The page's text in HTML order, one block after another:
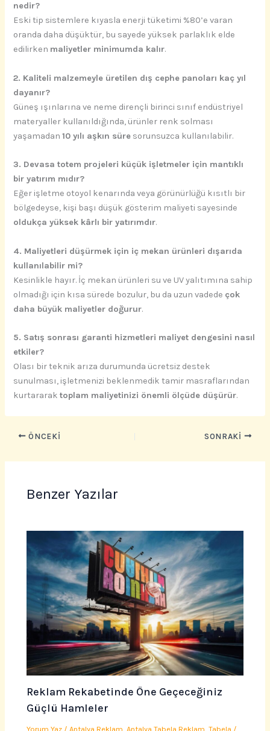
nedir?
Eski tip sistemlere kıyasla enerji tüketimi %80’e varan
oranda daha düşüktür, bu sayede yüksek parlaklık elde
edilirken maliyetler minimumda kalır.
2. Kaliteli malzemeyle üretilen dış cephe panoları kaç yıl
dayanır?
Güneş ışınlarına ve neme dirençli birinci sınıf endüstriyel
materyaller kullanıldığında, ürünler renk solması
yaşamadan10 yılı aşkın süre sorunsuzca kullanılabilir.
3. Devasa totem projeleri küçük işletmeler için mantıklı
bir yatırım mıdır?
Eğer işletme otoyol kenarında veya görünürlüğü kısıtlı bir
bölgedeyse, kişi başı düşük gösterim maliyeti sayesinde
oldukça yüksek kârlı bir yatırımdır.
4. Maliyetleri düşürmek için iç mekan ürünleri dışarıda
kullanılabilir mi?
Kesinlikle hayır. İç mekan ürünleri su ve UV yalıtımına sahip
olmadığı için kısa sürede bozulur, bu da uzun vadede çok
daha büyük maliyetler doğurur.
5. Satış sonrası garanti hizmetleri maliyet dengesini nasıl
etkiler?
Olası bir teknik arıza durumunda ücretsiz destek
sunulması, işletmenizi beklenmedik tamir masraflarından
kurtararaktoplam maliyetinizi önemli ölçüde düşürür.
ÖNCEKI SONRAKI
Benzer Yazılar
Reklam Rekabetinde Öne Geçeceğiniz
Güçlü Hamleler
Yorum Yaz /Antalya Reklam ,Antalya Tabela Reklam ,Tabela /